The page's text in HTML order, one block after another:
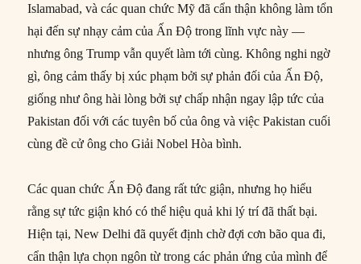
Islamabad, và các quan chức Mỹ đã cẩn thận không làm tổn
hại đến sự nhạy cảm của Ấn Độ trong lĩnh vực này —
nhưng ông Trump vẫn quyết làm tới cùng. Không nghi ngờ
gì, ông cảm thấy bị xúc phạm bởi sự phản đối của Ấn Độ,
giống như ông hài lòng bởi sự chấp nhận ngay lập tức của
Pakistan đối với các tuyên bố của ông và việc Pakistan cuối
cùng đề cử ông cho Giải Nobel Hòa bình.
Các quan chức Ấn Độ đang rất tức giận, nhưng họ hiểu
rằng sự tức giận khó có thể hiệu quả khi lý trí đã thất bại.
Hiện tại, New Delhi đã quyết định chờ đợi cơn bão qua đi,
cẩn thận lựa chọn ngôn từ trong các phản ứng của mình để